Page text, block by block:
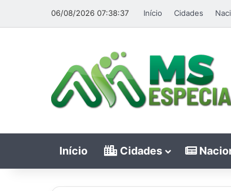
06/08/2026 07:38:37 Início Cidades
Início Cidades